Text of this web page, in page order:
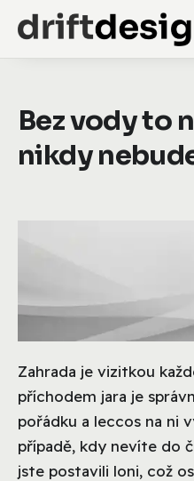
Bez vody to
nikdy
Zahrada je vizitkou
příchodem jara je
pořádku a leccos na ni
případě, kdy nevíte do
jste postavili loni, což